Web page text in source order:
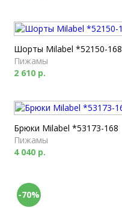
Шорты Milabel *52150-168
Пижамы
2 610 р.
Брюки Milabel *53173-168
Пижамы
4 040 р.
-70%